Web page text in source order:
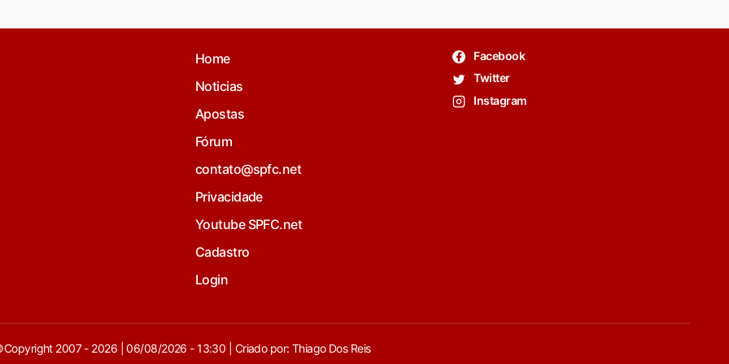
Home
Noticias
Apostas
Fórum
contato@spfc.net
Privacidade
Youtube SPFC.net
Cadastro
Login
Facebook
Twitter
Instagram
2007 - 2026 | 06/08/2026 - 13:30 | Criado por: Thiago Dos Reis